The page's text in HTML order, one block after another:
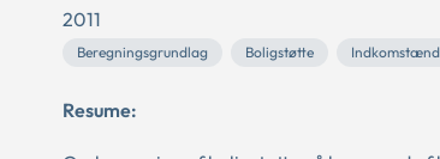
2011
Beregningsgrundlag Boligstøtte
Resume: